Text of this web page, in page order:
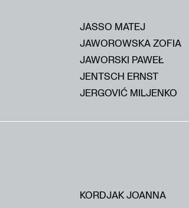
JASSO MATEJ
JAWOROWSKA ZOFIA
JAWORSKI PAWEŁ
JENTSCH ERNST
JERGOVIĆ MILJENKO
KORDJAK JOANNA